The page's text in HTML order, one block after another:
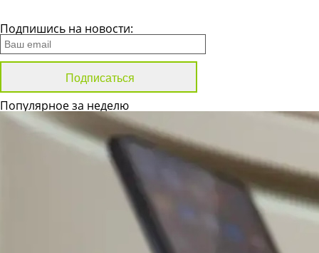
Подпишись на новости:
Популярное за неделю